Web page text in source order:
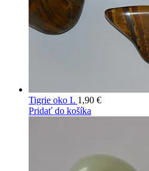
Tigrie oko L 1,90 €
Pridať do košíka